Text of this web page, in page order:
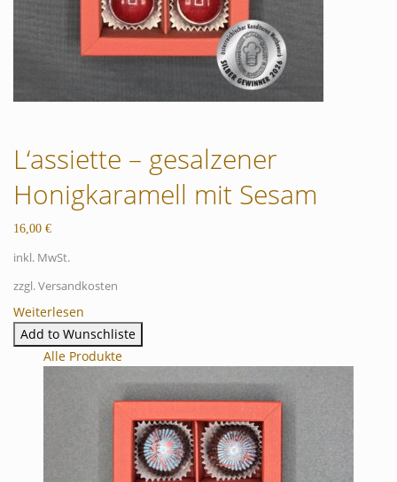
L‘assiette – gesalzener
Honigkaramell mit Sesam
16,00 €
inkl. MwSt.
zzgl. Versandkosten
Weiterlesen
Add to Wunschliste
Alle Produkte